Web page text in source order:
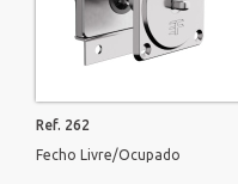
Ref. 262
Fecho Livre/Ocupado